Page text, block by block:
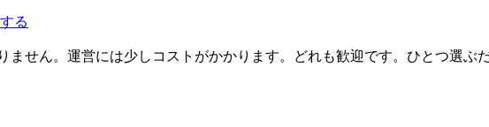
る
ません。運営には少しコストがかかります。どれも歓迎です。ひとつ選ぶ